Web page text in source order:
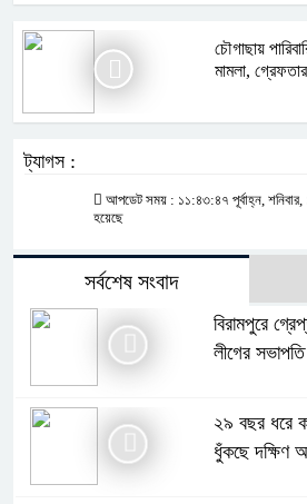
চৌগাছায়
মামলা,
ট্যাগস :
আপডেট সময় : ১১:৪৩:৪৭ পূর্বাহ্ন,
হয়েছে
সর্বশেষ সংবাদ
বিরামপুরে
লীগের সভাপতি
২৯ বছর ধরে
ধুঁকছে দক্ষিণ